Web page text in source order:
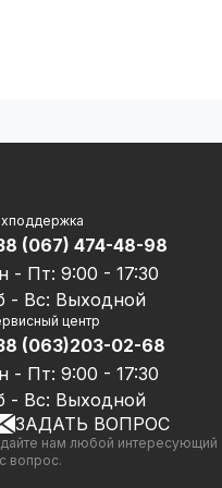
(067) 474-48-98
- Пт: 9:00 - 17:30
- Вс: Выходной
центр
(063)203-02-68
- Пт: 9:00 - 17:30
- Вс: Выходной
ЗАДАТЬ ВОПРОС
нам любой интересующий
вопрос.